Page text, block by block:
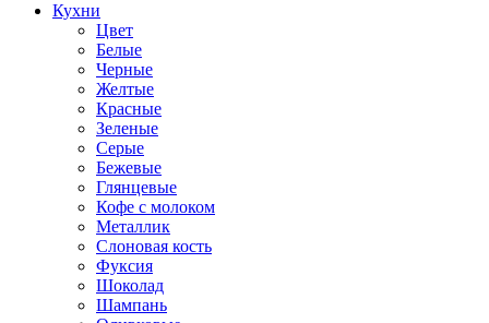
Кухни
Цвет
Белые
Черные
Желтые
Красные
Зеленые
Серые
Бежевые
Глянцевые
Кофе с молоком
Металлик
Слоновая кость
Фуксия
Шоколад
Шампань